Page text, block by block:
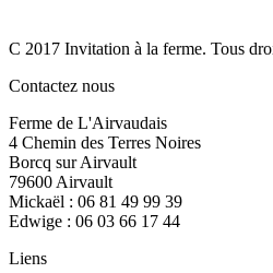
C 2017 Invitation à la ferme. Tous
Contactez nous
Ferme de L'Airvaudais
4 Chemin des Terres Noires
Borcq sur Airvault
79600 Airvault
Mickaël : 06 81 49 99 39
Edwige : 06 03 66 17 44
Liens